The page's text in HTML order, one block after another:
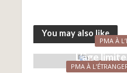
You may also like
PMA À
L’âge
PMA À